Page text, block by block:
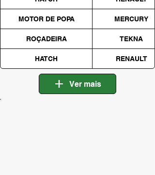
MOTOR DE POPA MERCURY
ROÇADEIRA TEKNA
HATCH RENAULT
Ver mais